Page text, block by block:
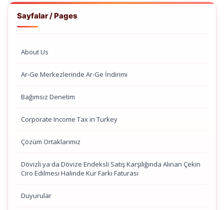
Sayfalar / Pages
About Us
Ar-Ge Merkezlerinde Ar-Ge İndirimi
Bağımsız Denetim
Corporate Income Tax in Turkey
Çözüm Ortaklarımız
Dövizli ya da Dövize Endeksli Satış Karşılığında Alınan Çekin
Ciro Edilmesi Halinde Kur Farkı Faturası
Duyurular